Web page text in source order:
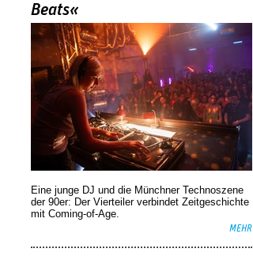
Beats«
Eine junge DJ und die Münchner Technoszene
der 90er: Der Vierteiler verbindet Zeitgeschichte
mit Coming-of-Age.
MEHR